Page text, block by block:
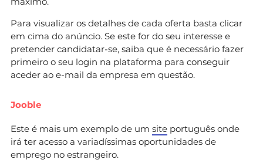
Para visualizar os detalhes de cada oferta basta clicar
em cima do anúncio. Se este for do seu interesse e
pretender candidatar-se, saiba que é necessário fazer
primeiro o seu login na plataforma para conseguir
aceder ao e-mail da empresa em questão.
Jooble
Este é mais um exemplo de um site português onde
irá ter acesso a variadíssimas oportunidades de
emprego no estrangeiro.